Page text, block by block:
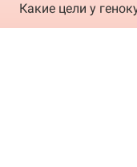
Какие цели у